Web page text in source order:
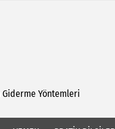
Giderme Yöntemleri